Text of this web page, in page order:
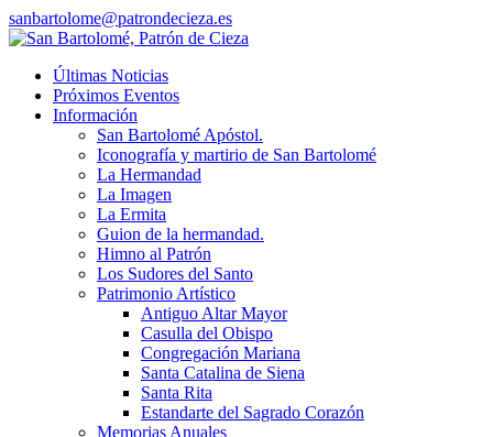
sanbartolome@patrondecieza.es
Últimas Noticias
Próximos Eventos
Información
San Bartolomé Apóstol.
Iconografía y martirio de San Bartolomé
La Hermandad
La Imagen
La Ermita
Guion de la hermandad.
Himno al Patrón
Los Sudores del Santo
Patrimonio Artístico
Antiguo Altar Mayor
Casulla del Obispo
Congregación Mariana
Santa Catalina de Siena
Santa Rita
Estandarte del Sagrado Corazón
Memorias Anuales